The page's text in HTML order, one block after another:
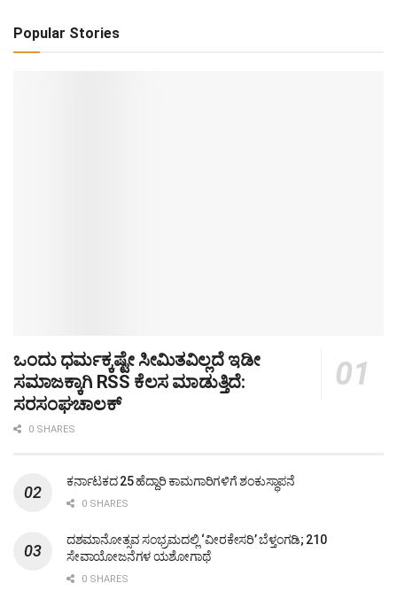
Popular Stories
ಒಂದು ಧರ್ಮಕ್ಕಷ್ಟೇ ಸೀಮಿತವಿಲ್ಲದೆ ಇಡೀ
ಸಮಾಜಕ್ಕಾಗಿ RSS ಕೆಲಸ ಮಾಡುತ್ತಿದೆ:
ಸರಸಂಘಚಾಲಕ್
0 SHARES
ಕರ್ನಾಟಕದ 25 ಹೆದ್ದಾರಿ ಕಾಮಗಾರಿಗಳಿಗೆ ಶಂಕುಸ್ಥಾಪನೆ
0 SHARES
ದಶಮಾನೋತ್ಸವ ಸಂಭ್ರಮದಲ್ಲಿ ‘ವೀರಕೇಸರಿ’ ಬೆಳ್ತಂಗಡಿ; 210
ಸೇವಾಯೋಜನೆಗಳ ಯಶೋಗಾಥೆ
0 SHARES